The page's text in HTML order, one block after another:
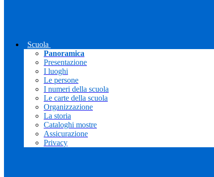
Scuola
Panoramica
Presentazione
I luoghi
Le persone
I numeri della scuola
Le carte della scuola
Organizzazione
La storia
Cataloghi mostre
Assicurazione
Privacy